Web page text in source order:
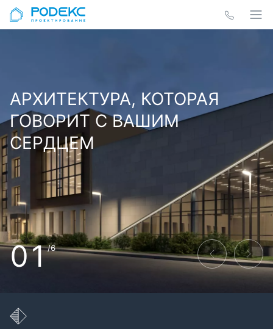
АРХИТЕКТУРА, КОТОРАЯ
ГОВОРИТ С ВАШИМ
СЕРДЦЕМ
01/6